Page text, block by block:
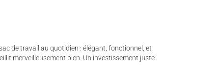
de travail au quotidien : élégant, fonctionnel, et
merveilleusement bien. Un investissement juste.